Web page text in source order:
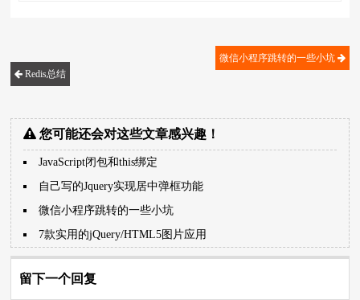
Redis总结
微信小程序跳转的一些小坑
您可能还会对这些文章感兴趣！
JavaScript闭包和this绑定
自己写的Jquery实现居中弹框功能
微信小程序跳转的一些小坑
7款实用的jQuery/HTML5图片应用
留下一个回复